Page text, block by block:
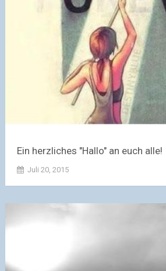
Ein herzliches "Hallo" an euch alle!
Juli 20, 2015